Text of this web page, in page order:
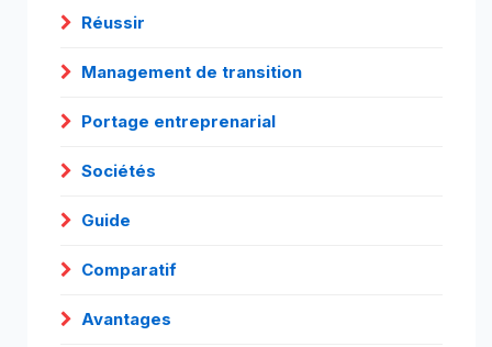
Réussir
Management de transition
Portage entreprenarial
Sociétés
Guide
Comparatif
Avantages